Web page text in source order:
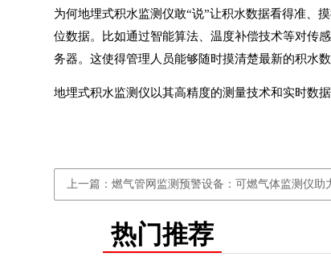
为何地埋式积水监测仪敢“说”让积水数据看得准、
位数据。比如通过智能算法、温度补偿技术等对传
务器。这使得管理人员能够随时摸清楚最新的积水
地埋式积水监测仪以其高精度的测量技术和实时数
上一篇：燃气管网监测预警设备：可燃气体监测仪助
热门推荐